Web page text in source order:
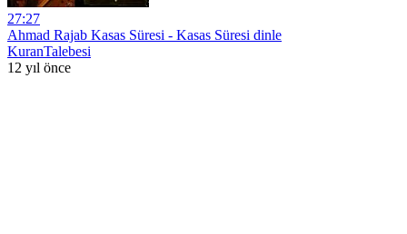
27:27
Ahmad Rajab Kasas Süresi - Kasas Süresi dinle
KuranTalebesi
12 yıl önce